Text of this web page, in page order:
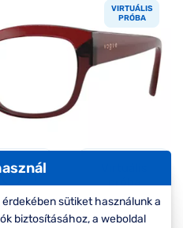
szemüvegekre
Seen Belépőár
ajánlat
VIRTUÁLIS
PRÓBA
próba
sütiket használunk a
biztosításához, a weboldal